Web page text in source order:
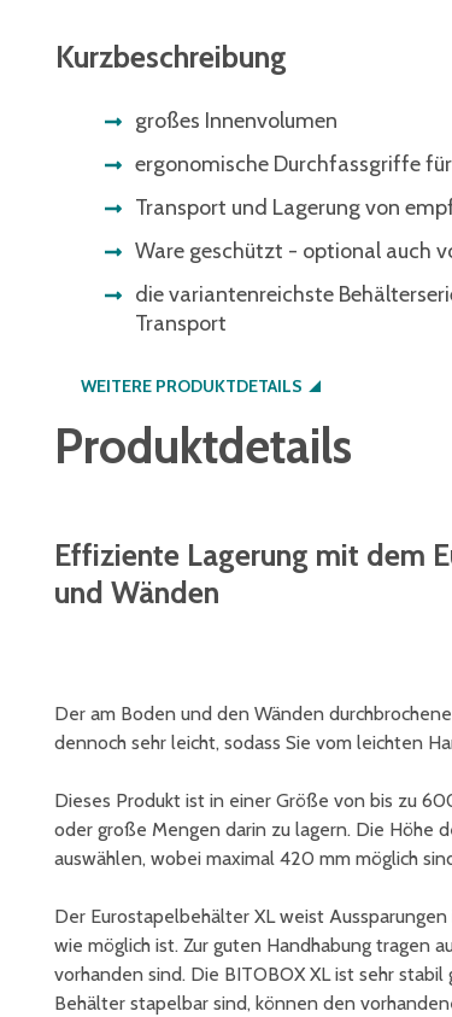
Kurzbeschreibung
großes Innenvolumen
ergonomische Durchfassgriffe
Transport und Lagerung von
Ware geschützt - optional auch
die variantenreichste
Transport
WEITERE PRODUKTDETAILS
Produktdetails
Effiziente Lagerung mit dem
und Wänden
Der am Boden und den Wänden
dennoch sehr leicht, sodass Sie vom leichten
Dieses Produkt ist in einer Größe von bis zu
oder große Mengen darin zu lagern. Die Höhe
auswählen, wobei maximal 420 mm möglich
Der Eurostapelbehälter XL weist
wie möglich ist. Zur guten Handhabung tragen
vorhanden sind. Die BITOBOX XL ist sehr
Behälter stapelbar sind, können den